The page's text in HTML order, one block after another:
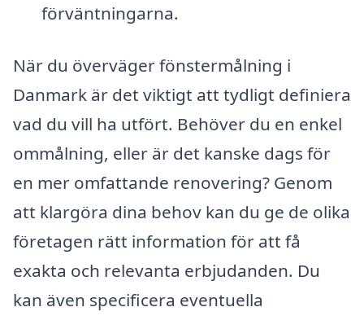
förväntningarna.
När du överväger fönstermålning i
Danmark är det viktigt att tydligt definiera
vad du vill ha utfört. Behöver du en enkel
ommålning, eller är det kanske dags för
en mer omfattande renovering? Genom
att klargöra dina behov kan du ge de olika
företagen rätt information för att få
exakta och relevanta erbjudanden. Du
kan även specificera eventuella